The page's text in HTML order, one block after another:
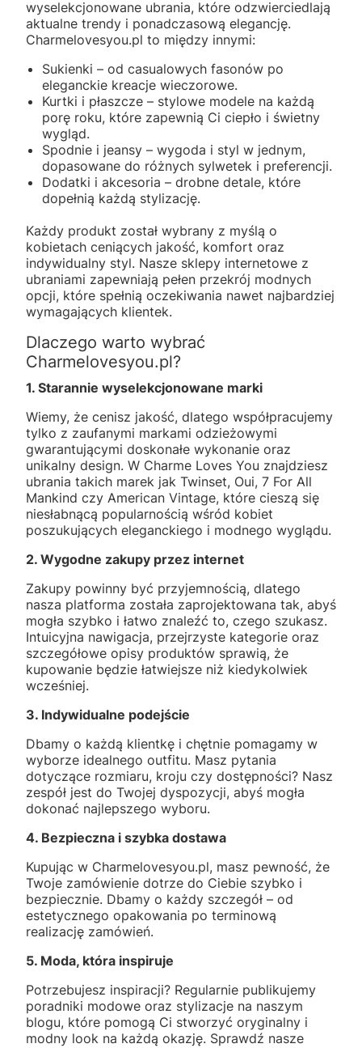
wyselekcjonowane ubrania, które odzwierciedlają
aktualne trendy i ponadczasową elegancję.
Charmelovesyou.pl to między innymi:
Sukienki – od casualowych fasonów po
eleganckie kreacje wieczorowe.
Kurtki i płaszcze – stylowe modele na każdą
porę roku, które zapewnią Ci ciepło i świetny
wygląd.
Spodnie i jeansy – wygoda i styl w jednym,
dopasowane do różnych sylwetek i preferencji.
Dodatki i akcesoria – drobne detale, które
dopełnią każdą stylizację.
Każdy produkt został wybrany z myślą o
kobietach ceniących jakość, komfort oraz
indywidualny styl. Nasze sklepy internetowe z
ubraniami zapewniają pełen przekrój modnych
opcji, które spełnią oczekiwania nawet najbardziej
wymagających klientek.
Dlaczego warto wybrać
Charmelovesyou.pl?
1. Starannie wyselekcjonowane marki
Wiemy, że cenisz jakość, dlatego współpracujemy
tylko z zaufanymi markami odzieżowymi
gwarantującymi doskonałe wykonanie oraz
unikalny design. W Charme Loves You znajdziesz
ubrania takich marek jak Twinset, Oui, 7 For All
Mankind czy American Vintage, które cieszą się
niesłabnącą popularnością wśród kobiet
poszukujących eleganckiego i modnego wyglądu.
2. Wygodne zakupy przez internet
Zakupy powinny być przyjemnością, dlatego
nasza platforma została zaprojektowana tak, abyś
mogła szybko i łatwo znaleźć to, czego szukasz.
Intuicyjna nawigacja, przejrzyste kategorie oraz
szczegółowe opisy produktów sprawią, że
kupowanie będzie łatwiejsze niż kiedykolwiek
wcześniej.
3. Indywidualne podejście
Dbamy o każdą klientkę i chętnie pomagamy w
wyborze idealnego outfitu. Masz pytania
dotyczące rozmiaru, kroju czy dostępności? Nasz
zespół jest do Twojej dyspozycji, abyś mogła
dokonać najlepszego wyboru.
4. Bezpieczna i szybka dostawa
Kupując w Charmelovesyou.pl, masz pewność, że
Twoje zamówienie dotrze do Ciebie szybko i
bezpiecznie. Dbamy o każdy szczegół – od
estetycznego opakowania po terminową
realizację zamówień.
5. Moda, która inspiruje
Potrzebujesz inspiracji? Regularnie publikujemy
poradniki modowe oraz stylizacje na naszym
blogu, które pomogą Ci stworzyć oryginalny i
modny look na każdą okazję. Sprawdź nasze